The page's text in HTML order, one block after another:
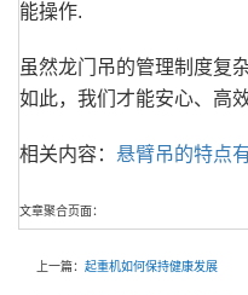
能操作.
虽然龙门吊的管理制度复
如此，我们才能安心、高
相关内容： 悬臂吊的特点
文章聚合页面：
上一篇： 起重机如何保持健康发展